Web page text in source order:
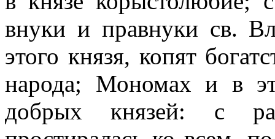
внуки и правнуки св.
этого князя, копят
народа; Мономах и в
добрых князей: с